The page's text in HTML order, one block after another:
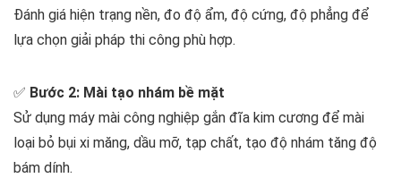
Đánh giá hiện trạng nền, đo độ ẩm, độ cứng, độ phẳng để
lựa chọn giải pháp thi công phù hợp.
✅ Bước 2: Mài tạo nhám bề mặt
Sử dụng máy mài công nghiệp gắn đĩa kim cương để mài
loại bỏ bụi xi măng, dầu mỡ, tạp chất, tạo độ nhám tăng độ
bám dính.